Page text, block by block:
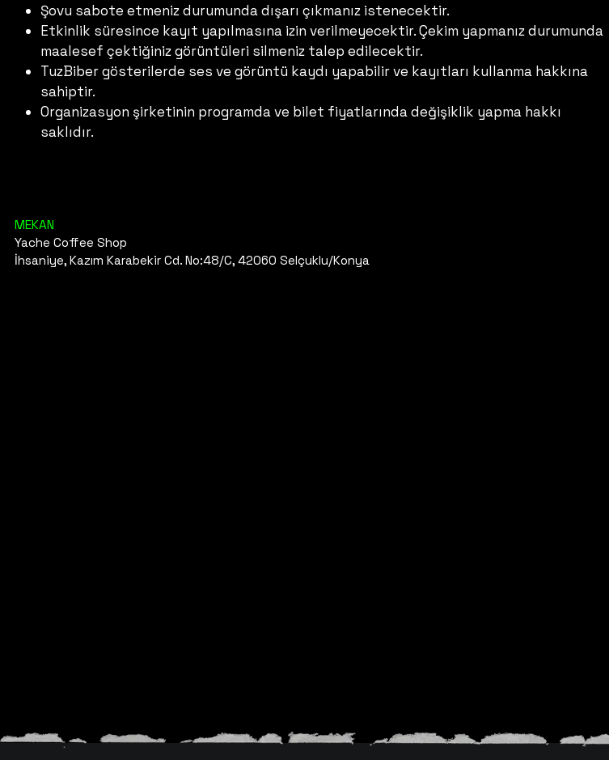
Şovu sabote etmeniz durumunda dışarı çıkmanız istenecektir.
Etkinlik süresince kayıt yapılmasına izin verilmeyecektir. Çekim yapmanız durumunda
maalesef çektiğiniz görüntüleri silmeniz talep edilecektir.
TuzBiber gösterilerde ses ve görüntü kaydı yapabilir ve kayıtları kullanma hakkına
sahiptir.
Organizasyon şirketinin programda ve bilet fiyatlarında değişiklik yapma hakkı
saklıdır.
MEKAN
Yache Coffee Shop
İhsaniye, Kazım Karabekir Cd. No:48/C, 42060 Selçuklu/Konya